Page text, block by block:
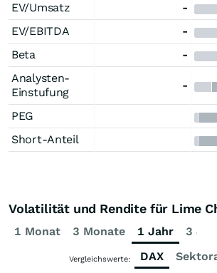
EV/Umsatz
-
EV/EBITDA
-
Beta
-
Analysten-
Einstufung
-
PEG
Short-Anteil
Volatilität und Rendite für Lime
1 Monat 3 Monate 1 Jahr 3
Vergleichswerte: DAX